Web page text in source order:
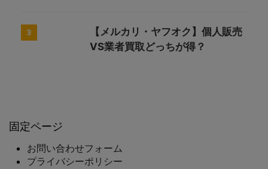
3
【メルカリ・ヤフオク】個人販売
VS業者買取どっちが得？
固定ページ
お問い合わせフォーム
プライバシーポリシー